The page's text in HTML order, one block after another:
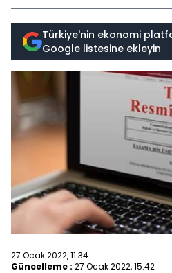
Türkiye'nin ekonomi
Google listesine ekleyin
27 Ocak 2022, 11:34
Güncelleme : 27 Ocak 2022, 15:42